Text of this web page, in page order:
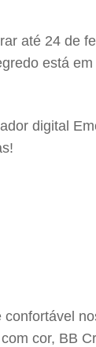
até 24 de
está
digital
cor, BB